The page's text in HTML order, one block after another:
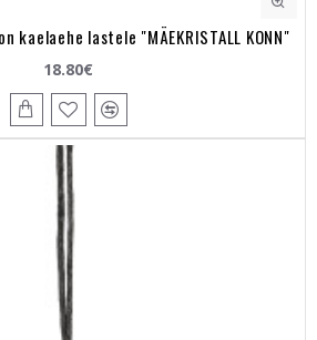
kaelaehe lastele "MÄEKRISTALL KONN"
18.80€